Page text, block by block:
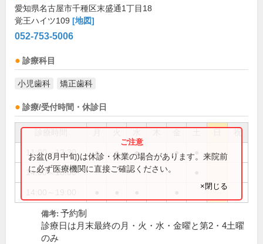
愛知県名古屋市千種区末盛通1丁目18
覚王ハイツ109 [地図]
052-753-5006
診療科目
小児歯科 矯正歯科
診療/受付時間・休診日
祝
11:00～12:30 ● ● ● ●
14:00～18:00
お盆(8月中旬)は休診・休業の場合があります。来院前
に必ず医療機関に直接ご確認ください。
×閉じる
備考: 予約制
診療日は月末最終の月・火・水・金曜と第2・4土曜
のみ